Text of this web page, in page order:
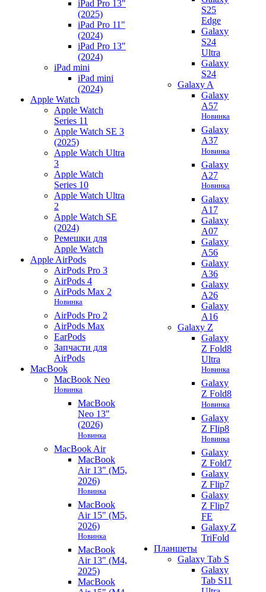
iPad Pro 13"
(2025)
iPad Pro 11"
(2024)
iPad Pro 13"
(2024)
iPad mini
iPad mini
(2024)
Apple Watch
Apple Watch
Series 11
Apple Watch SE 3
(2025)
Apple Watch Ultra
3
Apple Watch
Series 10
Apple Watch Ultra
2
Apple Watch SE
(2024)
Ремешки для
Apple Watch
Apple AirPods
AirPods Pro 3
AirPods 4
AirPods Max 2
Новинка
AirPods Pro 2
AirPods Max
EarPods
Запчасти для
AirPods
MacBook
MacBook Neo
Новинка
MacBook
Neo 13"
(2026)
Новинка
MacBook Air
MacBook
Air 13" (M5,
2026)
Новинка
MacBook
Air 15" (M5,
2026)
Новинка
MacBook
Air 13" (M4,
2025)
MacBook
S25
Edge
Galaxy
S24
Ultra
Galaxy
S24
Galaxy A
Galaxy
A57
Новинка
Galaxy
A37
Новинка
Galaxy
A27
Новинка
Galaxy
A17
Galaxy
A07
Galaxy
A56
Galaxy
A36
Galaxy
A26
Galaxy
A16
Galaxy Z
Galaxy
Z Fold8
Ultra
Новинка
Galaxy
Z Fold8
Новинка
Galaxy
Z Flip8
Новинка
Galaxy
Z Fold7
Galaxy
Z Flip7
Galaxy
Z Flip7
FE
Galaxy Z
TriFold
Планшеты
Galaxy Tab S
Galaxy
Tab S11